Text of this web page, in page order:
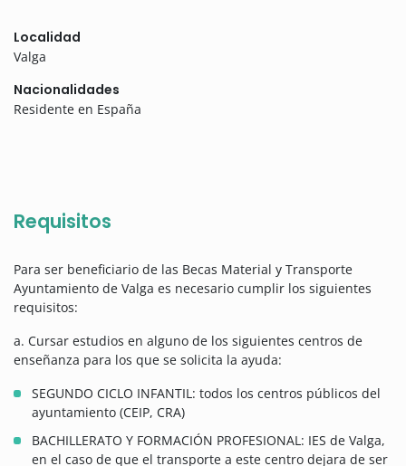
Localidad
Valga
Nacionalidades
Residente en España
Requisitos
Para ser beneficiario de las Becas Material y Transporte
Ayuntamiento de Valga es necesario cumplir los siguientes
requisitos:
a. Cursar estudios en alguno de los siguientes centros de
enseñanza para los que se solicita la ayuda:
SEGUNDO CICLO INFANTIL: todos los centros públicos del
ayuntamiento (CEIP, CRA)
BACHILLERATO Y FORMACIÓN PROFESIONAL: IES de Valga,
en el caso de que el transporte a este centro dejara de ser